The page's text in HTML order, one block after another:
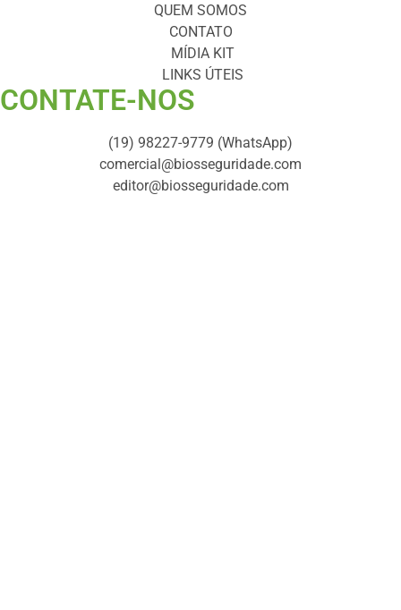
QUEM SOMOS
CONTATO
MÍDIA KIT
LINKS ÚTEIS
CONTATE-NOS ​
(19) 98227-9779 (WhatsApp)
comercial@biosseguridade.com
editor@biosseguridade.com